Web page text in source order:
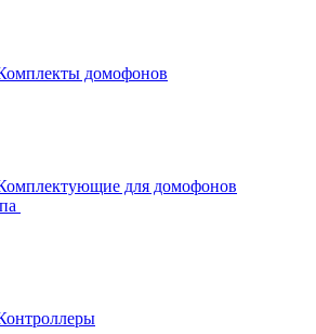
домофонов
для домофонов